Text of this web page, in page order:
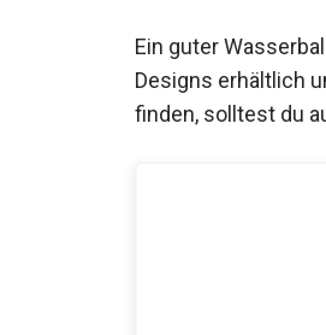
Ein guter
Designs erhältlich
finden, solltest du